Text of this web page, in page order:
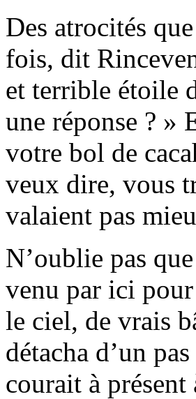
Des atrocités
fois, dit
et terrible étoile
une réponse ? »
votre bol de
veux dire, vous
valaient pas
N’oublie pas
venu par ici
le ciel, de vrais
détacha d’un
courait à